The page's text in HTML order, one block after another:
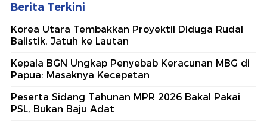
Berita Terkini
Korea Utara Tembakkan Proyektil Diduga Rudal
Balistik, Jatuh ke Lautan
Kepala BGN Ungkap Penyebab Keracunan MBG di
Papua: Masaknya Kecepetan
Peserta Sidang Tahunan MPR 2026 Bakal Pakai
PSL, Bukan Baju Adat